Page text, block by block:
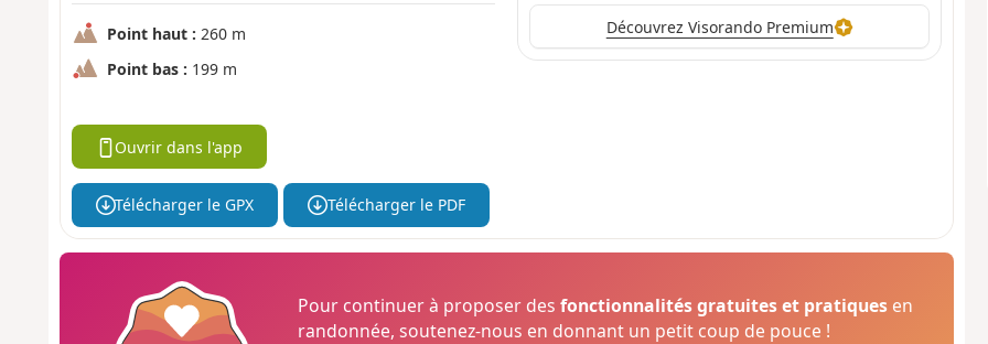
Point haut : 260 m
Point bas : 199 m
Découvrez Visorando Premium
Ouvrir dans l'app
Télécharger le GPX Télécharger le PDF
Pour continuer à proposer desfonctionnalités gratuites et pratiques en
randonnée, soutenez-nous en donnant un petit coup de pouce !